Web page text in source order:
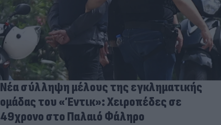
Νέα σύλληψη μέλους της εγκληματικής
ομάδας του «Έντικ»: Χειροπέδες σε
49χρονο στο Παλαιό Φάληρο